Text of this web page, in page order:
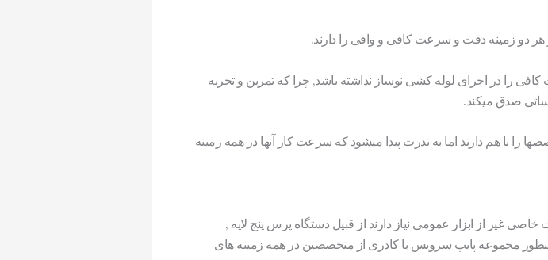
هر دو زمینه دقت و سرعت کافی و وافی را دارند.
را در اجرای لوله کشی نوساز نداشته باشد, چرا که تمرین و تجربه
صدق میکند.
را با هم دارند اما به ندرت پیدا میشود که سرعت کار آنها در همه زمینه
غیر از ابزار عمومی نیاز دارند از قبیل دستگاه پرس پنج لایه ,
مجموعه پایپ سرویس با کادری از متخصصین در همه زمینه های